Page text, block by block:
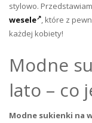
stylowo.
wesele , które z
każdej kobiety!
Modne
lato – co
Modne sukienki na